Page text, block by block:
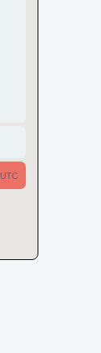
UTC